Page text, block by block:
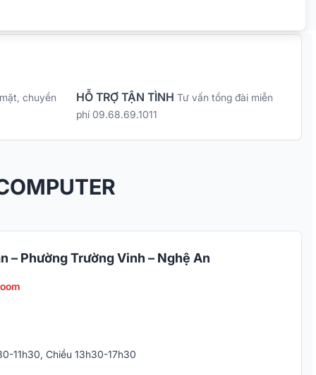
chuyển HỖ TRỢ TẬN TÌNH Tư vấn tổng đài miễn
phí 09.68.69.1011
– Phường Trường Vinh – Nghệ An
11h30, Chiều 13h30-17h30